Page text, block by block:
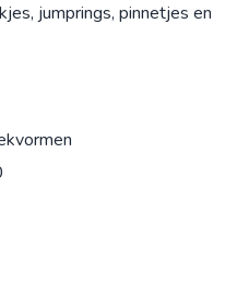
jumprings, pinnetjes en